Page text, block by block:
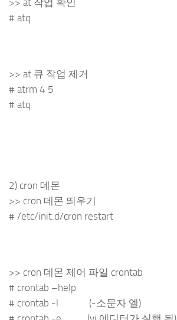
>> at 작업 확인
# atq
>> at 큐 작업 제거
# atrm 4 5
# atq
2) cron 데몬
>> cron 데몬 띄우기
# /etc/init.d/cron restart
>> cron 데몬 제어 파일 crontab
# crontab –help
# crontab -l (-소문자 엘)